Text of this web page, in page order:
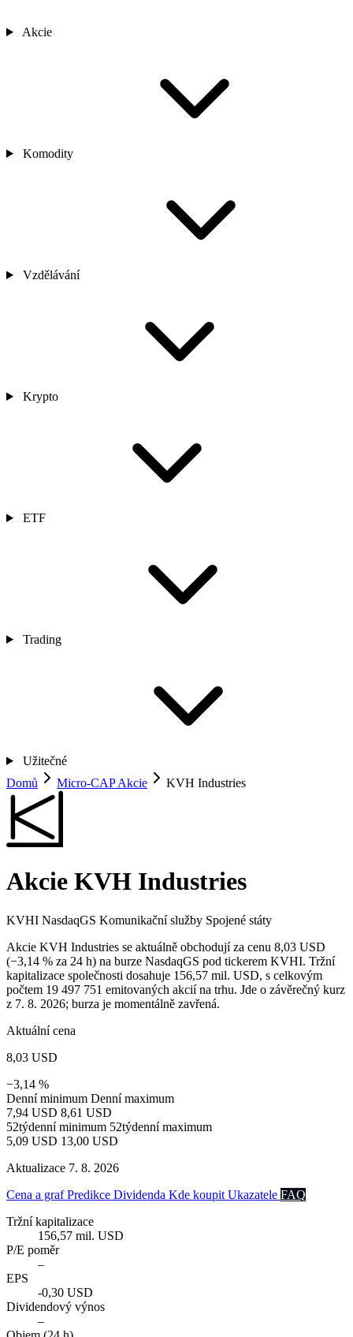
Akcie
Komodity
Vzdělávání
Krypto
ETF
Trading
Užitečné
Domů
Micro-CAP Akcie KVH Industries
Akcie KVH Industries
KVHI NasdaqGS Komunikační služby Spojené státy
Akcie KVH Industries se aktuálně obchodují za cenu 8,03 USD
(−3,14 % za 24 h) na burze NasdaqGS pod tickerem KVHI. Tržní
kapitalizace společnosti dosahuje 156,57 mil. USD, s celkovým
počtem 19 497 751 emitovaných akcií na trhu. Jde o závěrečný kurz
z 7. 8. 2026; burza je momentálně zavřená.
Aktuální cena
8,03 USD
−3,14 %
Denní minimum Denní maximum
7,94 USD 8,61 USD
52týdenní minimum 52týdenní maximum
5,09 USD 13,00 USD
Aktualizace 7. 8. 2026
Cena a grafPredikce Dividenda Kde koupit Ukazatele FAQ
Tržní kapitalizace
156,57 mil. USD
P/E poměr
–
EPS
-0,30 USD
Dividendový výnos
–